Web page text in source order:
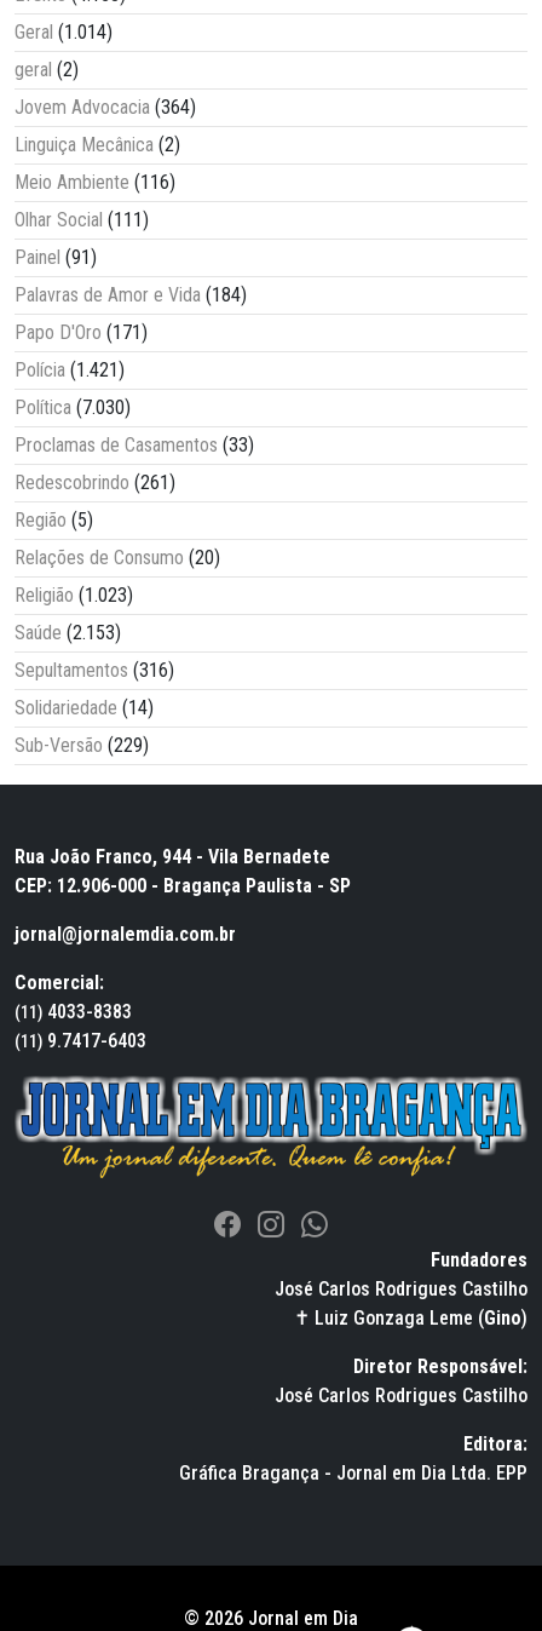
Geral (1.014)
geral (2)
Jovem Advocacia (364)
Linguiça Mecânica (2)
Meio Ambiente (116)
Olhar Social (111)
Painel (91)
Palavras de Amor e Vida (184)
Papo D'Oro (171)
Polícia (1.421)
Política (7.030)
Proclamas de Casamentos (33)
Redescobrindo (261)
Região (5)
Relações de Consumo (20)
Religião (1.023)
Saúde (2.153)
Sepultamentos (316)
Solidariedade (14)
Sub-Versão (229)
Rua João Franco, 944 - Vila Bernadete
CEP: 12.906-000 - Bragança Paulista - SP
jornal@jornalemdia.com.br
Comercial:
(11) 4033-8383
(11) 9.7417-6403
Fundadores
José Carlos Rodrigues Castilho
✝ Luiz Gonzaga Leme (Gino)
Diretor Responsável:
José Carlos Rodrigues Castilho
Editora:
Gráfica Bragança - Jornal em Dia Ltda. EPP
© 2026 Jornal em Dia